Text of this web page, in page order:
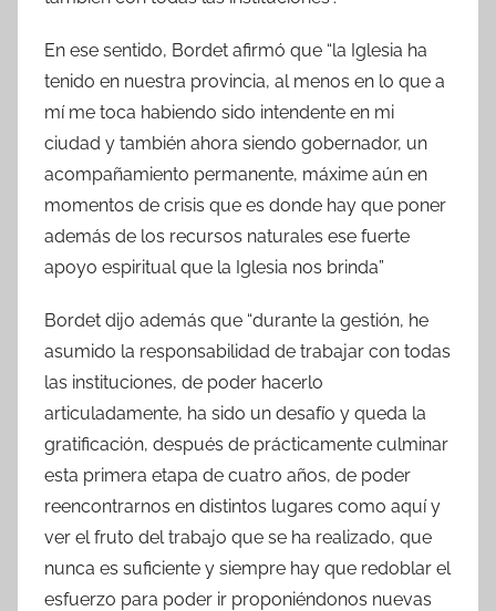
En ese sentido, Bordet afirmó que “la Iglesia ha
tenido en nuestra provincia, al menos en lo que a
mí me toca habiendo sido intendente en mi
ciudad y también ahora siendo gobernador, un
acompañamiento permanente, máxime aún en
momentos de crisis que es donde hay que poner
además de los recursos naturales ese fuerte
apoyo espiritual que la Iglesia nos brinda”
Bordet dijo además que “durante la gestión, he
asumido la responsabilidad de trabajar con todas
las instituciones, de poder hacerlo
articuladamente, ha sido un desafío y queda la
gratificación, después de prácticamente culminar
esta primera etapa de cuatro años, de poder
reencontrarnos en distintos lugares como aquí y
ver el fruto del trabajo que se ha realizado, que
nunca es suficiente y siempre hay que redoblar el
esfuerzo para poder ir proponiéndonos nuevas